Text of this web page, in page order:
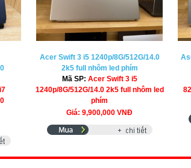
Acer Swift 3 i5 1240p/8G/512G/14.0
2k5 full nhôm led phím
Mã SP: Acer Swift 3 i5
1240p/8G/512G/14.0 2k5 full nhôm led
phím
Giá: 9,900,000 VNĐ